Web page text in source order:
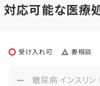
対応可能な医療
受け入れ可 要相談
糖尿病 インスリン